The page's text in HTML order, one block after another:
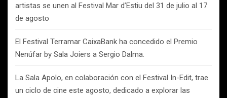
artistas se unen al Festival Mar d’Estiu del 31 de julio al 17
de agosto
El Festival Terramar CaixaBank ha concedido el Premio
Nenúfar by Sala Joiers a Sergio Dalma.
La Sala Apolo, en colaboración con el Festival In-Edit, trae
un ciclo de cine este agosto, dedicado a explorar las